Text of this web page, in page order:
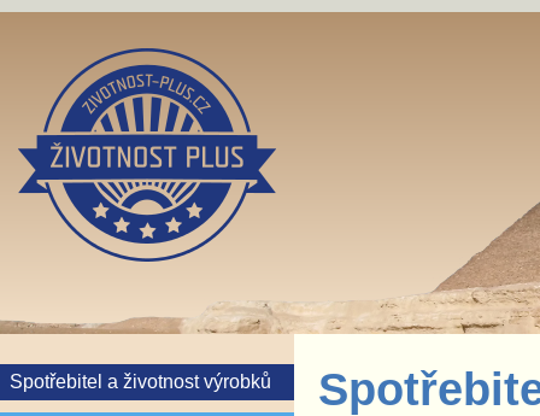
Spotřebitel a životnost výrobků